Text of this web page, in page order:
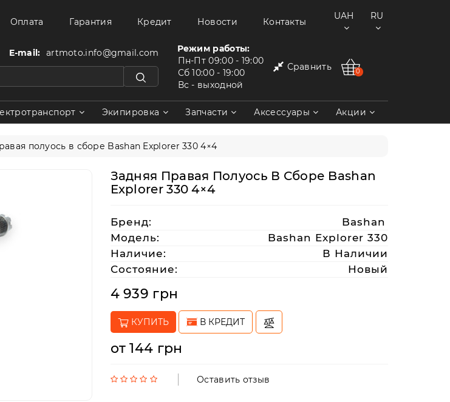
Оплата Гарантия Кредит Новости Контакты
UAH RU
E-mail: artmoto.info@gmail.com
Режим работы:
Пн-Пт 09:00 - 19:00
Сб 10:00 - 19:00
Вс - выходной
Сравнить 0
Экипировка Запчасти Аксессуары Акции
полуось в сборе Bashan Explorer 330 4×4
Задняя Правая Полуось В Сборе Bashan
Explorer 330 4×4
Бренд:
Bashan
Модель:
Bashan Explorer 330
Наличие:
В Наличии
Состояние:
Новый
4 939 грн
КУПИТЬ В КРЕДИТ
от 144 грн
Оставить отзыв